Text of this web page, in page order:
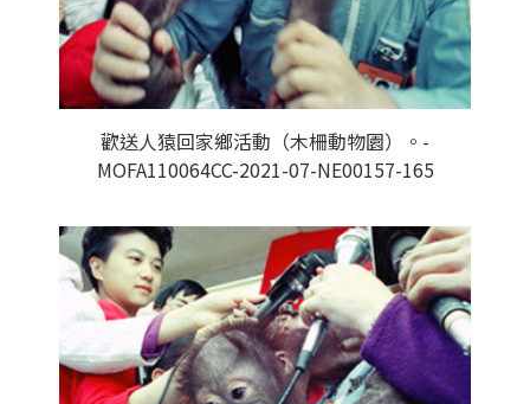
歡送人猿回家鄉活動（木柵動物園）。-
MOFA110064CC-2021-07-NE00157-165